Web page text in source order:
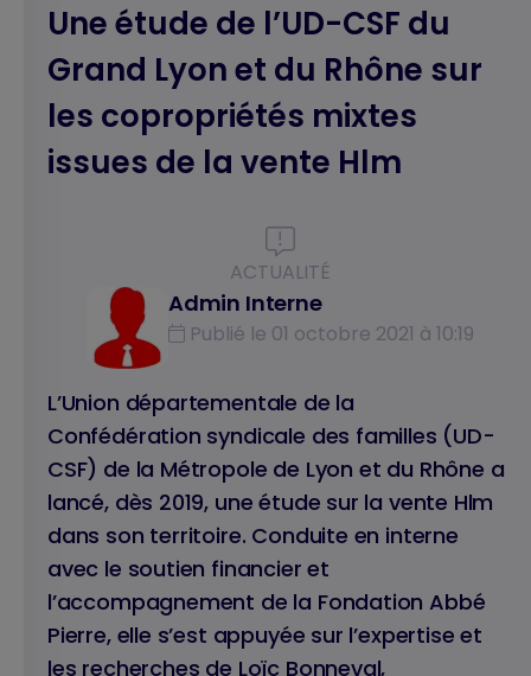
Une étude de l’UD-CSF du
Grand Lyon et du Rhône sur
les copropriétés mixtes
issues de la vente Hlm
ACTUALITÉ
Admin Interne
Publié le 01 octobre 2021 à 10:19
L’Union départementale de la
Confédération syndicale des familles (UD-
CSF) de la Métropole de Lyon et du Rhône a
lancé, dès 2019, une étude sur la vente Hlm
dans son territoire. Conduite en interne
avec le soutien financier et
l’accompagnement de la Fondation Abbé
Pierre, elle s’est appuyée sur l’expertise et
les recherches de Loïc Bonneval,